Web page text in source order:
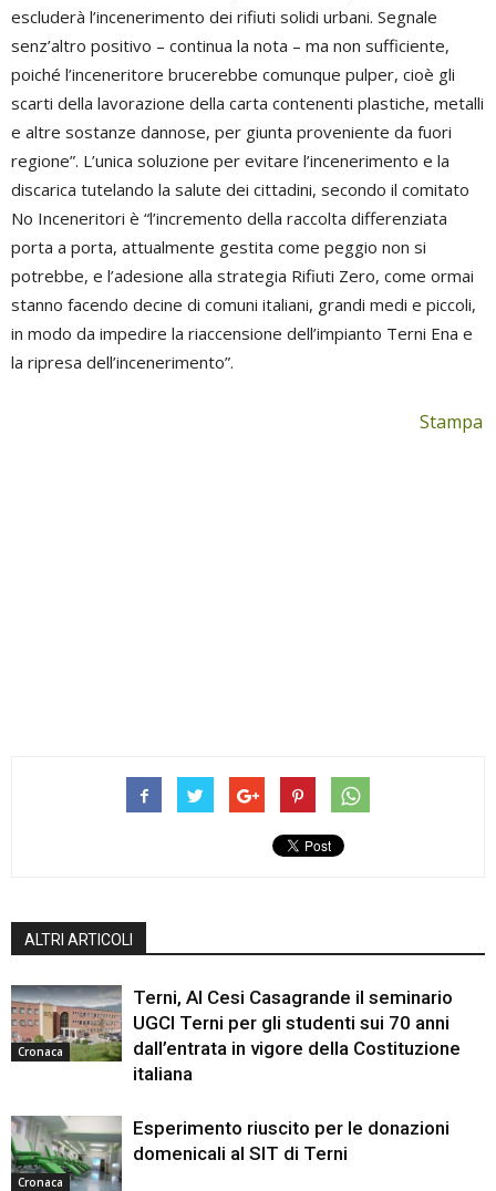
escluderà l’incenerimento dei rifiuti solidi urbani. Segnale
senz’altro positivo – continua la nota – ma non sufficiente,
poiché l’inceneritore brucerebbe comunque pulper, cioè gli
scarti della lavorazione della carta contenenti plastiche, metalli
e altre sostanze dannose, per giunta proveniente da fuori
regione”. L’unica soluzione per evitare l’incenerimento e la
discarica tutelando la salute dei cittadini, secondo il comitato
No Inceneritori è “l’incremento della raccolta differenziata
porta a porta, attualmente gestita come peggio non si
potrebbe, e l’adesione alla strategia Rifiuti Zero, come ormai
stanno facendo decine di comuni italiani, grandi medi e piccoli,
in modo da impedire la riaccensione dell’impianto Terni Ena e
la ripresa dell’incenerimento”.
Stampa
ALTRI ARTICOLI
Cronaca
Terni, Al Cesi Casagrande il seminario
UGCI Terni per gli studenti sui 70 anni
dall’entrata in vigore della Costituzione
italiana
Cronaca
Esperimento riuscito per le donazioni
domenicali al SIT di Terni